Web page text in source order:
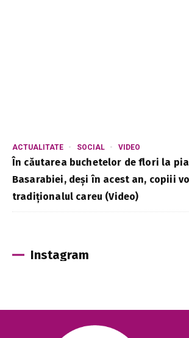
ACTUALITATE SOCIAL VIDEO
În căutarea buchetelor de flori la
Basarabiei, deși în acest an, copiii
tradiționalul careu (Video)
Instagram